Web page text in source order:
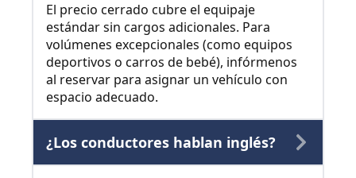
El precio cerrado cubre el equipaje
estándar sin cargos adicionales. Para
volúmenes excepcionales (como equipos
deportivos o carros de bebé), infórmenos
al reservar para asignar un vehículo con
espacio adecuado.
¿Los conductores hablan inglés?